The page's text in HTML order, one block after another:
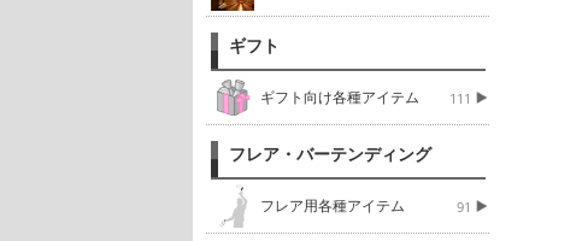
ギフト
ギフト向け各種アイテム 111
フレア・バーテンディング
フレア用各種アイテム 91